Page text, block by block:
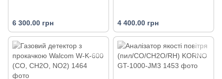
6 300.00 грн 4 400.00 грн